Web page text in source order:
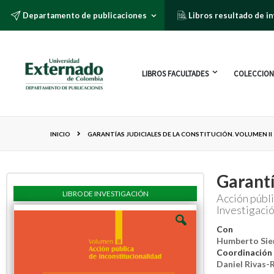
Departamento de publicaciones Libros resultado de
LIBROS FACULTADES
INICIO GARANTÍAS JUDICIALES DE LA CONSTITUCIÓN. VOLUMEN II
Acción
Con
Humberto
Daniel Rivas-
LIBRO DE INVESTIGACIÓN